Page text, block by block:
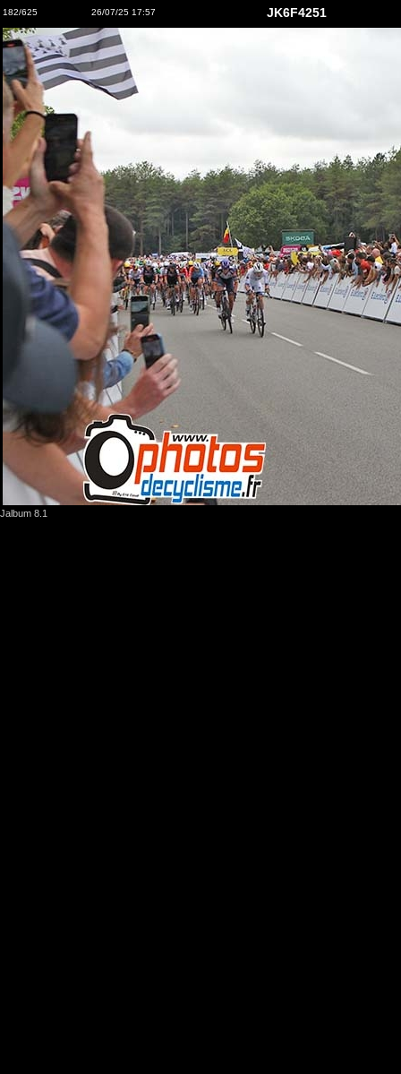
182/625 26/07/25 17:57 JK6F4251
Jalbum 8.1